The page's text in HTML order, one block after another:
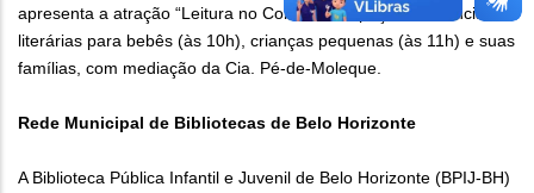
apresenta a atração “Leitura no Colo”, um espaço de vivências
literárias para bebês (às 10h), crianças pequenas (às 11h) e suas
famílias, com mediação da Cia. Pé-de-Moleque.
Rede Municipal de Bibliotecas de Belo Horizonte
A Biblioteca Pública Infantil e Juvenil de Belo Horizonte (BPIJ-BH)